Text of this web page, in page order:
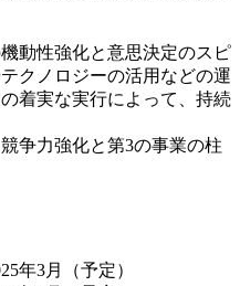
動性強化と意思決定のスピ
クノロジーの活用などの運
着実な実行によって、持続
争力強化と第3の事業の柱
年3月（予定）